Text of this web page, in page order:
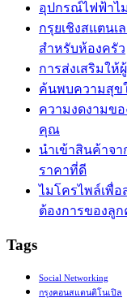
อุปกรณ์ไฟฟ้าไ
กรุยเชิงสแตนเ
สำหรับห้องครัว
การส่งเสริมให้
ค้นพบความสุข
ความงดงามขอ
คุณ
นำเข้าสินค้าจ
ราคาที่ดี
ไมโครไพล์เพื่
ต้องการของลูก
Tags
Social Networking
กรุงคอนสแตนติโนเปิล